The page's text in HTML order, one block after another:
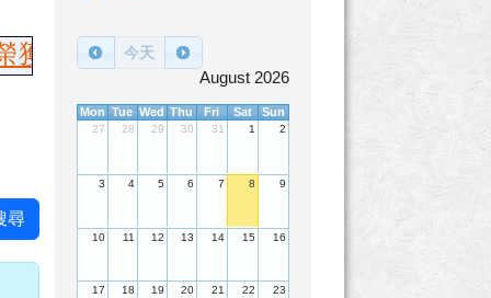
朗讀國小乙組：第一名陳繶帆、第二
尋
今天
August 2026
Mon Tue Wed Thu Fri Sat Sun
27 28 29 30 31 1 2
3 4 5 6 7 8 9
10 11 12 13 14 15 16
17 18 19 20 21 22 23